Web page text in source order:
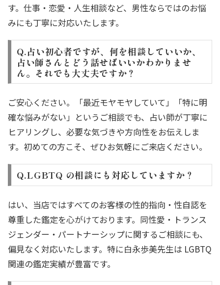
す。仕事・恋愛・人生相談など、男性ならではのお悩
みにも丁寧に対応いたします。
Q.占い初心者ですが、何を相談していいか、
占い師さんとどう話せばいいかわかりませ
ん。それでも大丈夫ですか？
ご安心ください。「最近モヤモヤしていて」「特に明
確な悩みがない」というご相談でも、占い師が丁寧に
ヒアリングし、必要な気づきや方向性をお伝えしま
す。初めての方こそ、ぜひお気軽にご来店ください。
Q.LGBTQ の相談にも対応していますか？
はい、当店ではすべてのお客様の性的指向・性自認を
尊重した鑑定を心がけております。同性愛・トランス
ジェンダー・パートナーシップに関するご相談にも、
偏見なく対応いたします。特に白永歩美先生は LGBTQ
関連の鑑定実績が豊富です。